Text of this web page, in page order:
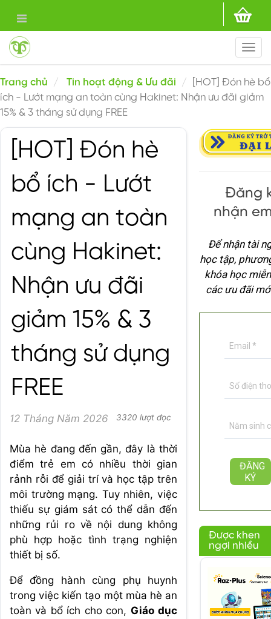
Trang chủ Tin hoạt động & Ưu đãi
[HOT] Đón hè bổ
ích - Lướt mạng an toàn cùng Hakinet: Nhận ưu đãi giảm
15% & 3 tháng sử dụng FREE
[HOT] Đón hè
bổ ích - Lướt
mạng an toàn
cùng Hakinet:
Nhận ưu đãi
giảm 15% & 3
tháng sử dụng
FREE
12 Tháng Năm 2026 3320 lượt đọc
Mùa hè đang đến gần, đây là thời
điểm trẻ em có nhiều thời gian
rảnh rỗi để giải trí và học tập trên
môi trường mạng. Tuy nhiên, việc
thiếu sự giám sát có thể dẫn đến
những rủi ro về nội dung không
phù hợp hoặc tình trạng nghiện
thiết bị số.
Để đồng hành cùng phụ huynh
trong việc kiến tạo một mùa hè an
toàn và bổ ích cho con, Giáo dục
Đăng
nhận
Để nhận tài
học tập,
khóa học
các ưu đãi
Được khen
ngợi nhiều